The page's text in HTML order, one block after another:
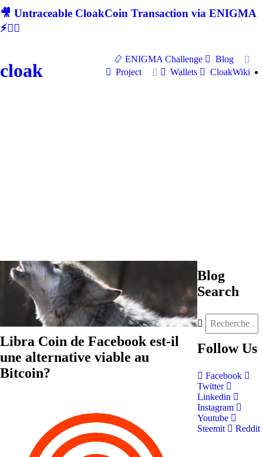
🎥 Untraceable CloakCoin Transaction via ENIGMA
⚡🕵‍♂
cloak
ENIGMA Challenge
Blog
Project
Wallets CloakWiki
Libra Coin de Facebook est-il
une alternative viable au
Bitcoin?
Blog
Search
Follow Us
Facebook
Twitter
Linkedin
Instagram
Youtube
Steemit
Reddit